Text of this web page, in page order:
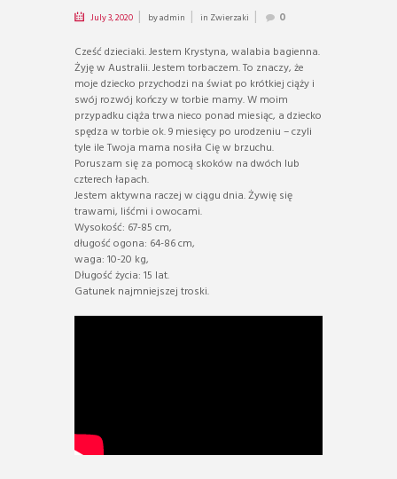
July 3, 2020 byadmin in Zwierzaki 0
Cześć dzieciaki. Jestem Krystyna, walabia bagienna.
Żyję w Australii. Jestem torbaczem. To znaczy, że
moje dziecko przychodzi na świat po krótkiej ciąży i
swój rozwój kończy w torbie mamy. W moim
przypadku ciąża trwa nieco ponad miesiąc, a dziecko
spędza w torbie ok. 9 miesięcy po urodzeniu – czyli
tyle ile Twoja mama nosiła Cię w brzuchu.
Poruszam się za pomocą skoków na dwóch lub
czterech łapach.
Jestem aktywna raczej w ciągu dnia. Żywię się
trawami, liśćmi i owocami.
Wysokość: 67-85 cm,
długość ogona: 64-86 cm,
waga: 10-20 kg,
Długość życia: 15 lat.
Gatunek najmniejszej troski.